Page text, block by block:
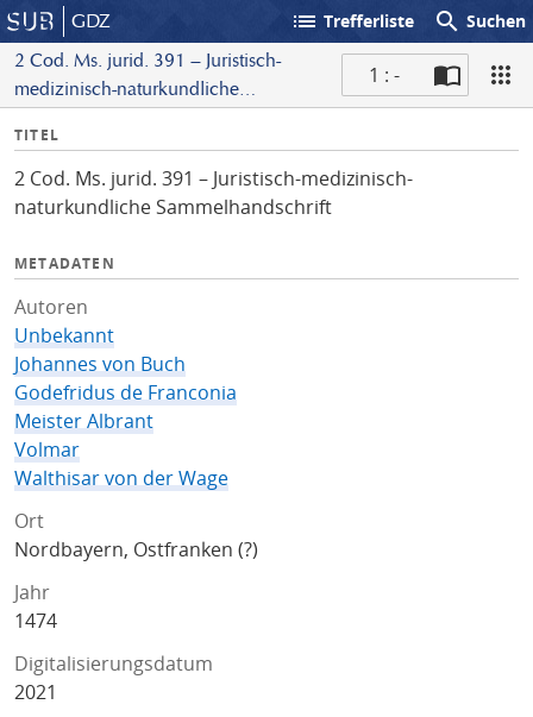
GDZ list Trefferliste search Suchen
2 Cod. Ms. jurid. 391 – Juristisch-
medizinisch-naturkundliche
1 : -
I
f
o
TITEL
2 Cod. Ms. jurid. 391 – Juristisch-medizinisch-
naturkundliche Sammelhandschrift
METADATEN
Autoren
Unbekannt
Johannes von Buch
Godefridus de Franconia
Meister Albrant
Volmar
Walthisar von der Wage
Ort
Nordbayern, Ostfranken (?)
Jahr
1474
Digitalisierungsdatum
2021